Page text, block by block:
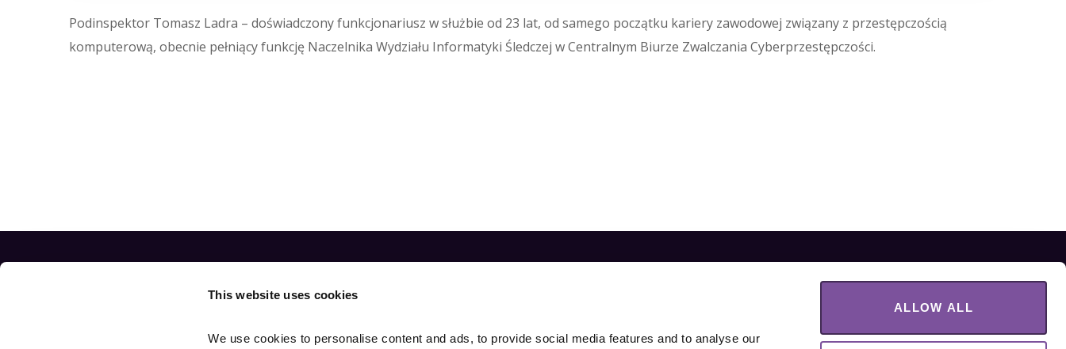
This website uses cookies
We use cookies to personalise content and ads, to provide social media features and to analyse our
ALLOW ALL
Podinspektor Tomasz Ladra – doświadczonyfunkcjonariusz w służbie od 23 lat, od samego początku kariery zawodowej związany z przestępczością
komputerową, obecnie pełniący funkcję Naczelnika Wydziału Informatyki Śledczej wCentralnym Biurze Zwalczania Cyberprzestępczości.